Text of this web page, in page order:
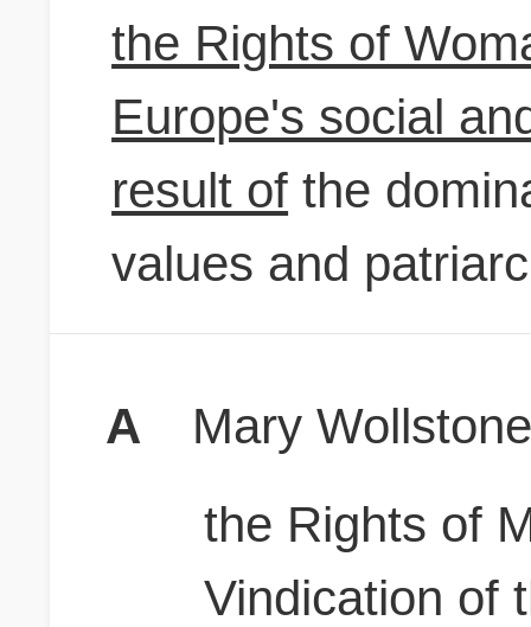
the Rights of
Europe's social
result of the
values and
A
Mary
the Rights of
Vindication of